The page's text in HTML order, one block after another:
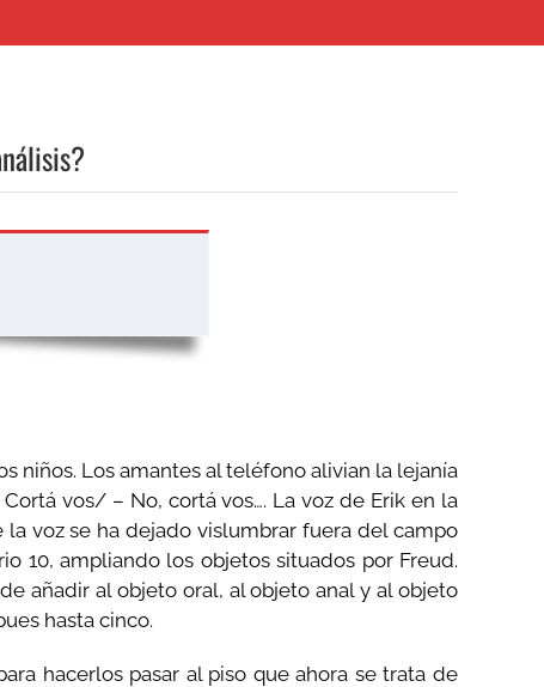
niños. Los amantes al teléfono alivian la lejanía
vos/ – No, cortá vos…. La voz de Erik en la
voz se ha dejado vislumbrar fuera del campo
10, ampliando los objetos situados por Freud.
añadir al objeto oral, al objeto anal y al objeto
hasta cinco.
hacerlos pasar al piso que ahora se trata de